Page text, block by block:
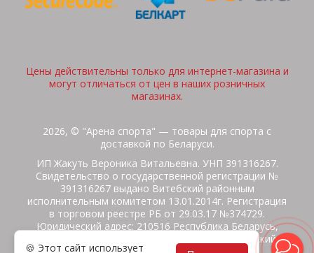
Цены действительны только для интернет-магазина и
могут отличаться от цен в наших розничных
магазинах.
2026, © "Арена спорта" — товары для спорта с
доставкой по Беларуси.
ИП Жакуть Вероника Витальевна. УНП 391316267.
Свидетельство о государственной регистрации №
391316267 выдано Витебский районным
исполнительным комитетом 13.01.2014г. Регистрация
в торговом реестре РБ от 29.03.17 №374729.
Юридический адрес: 210516 Республика Беларусь,
Витебская область, Витебский район, Бабиничский с/
🍪 Этот сайт использует